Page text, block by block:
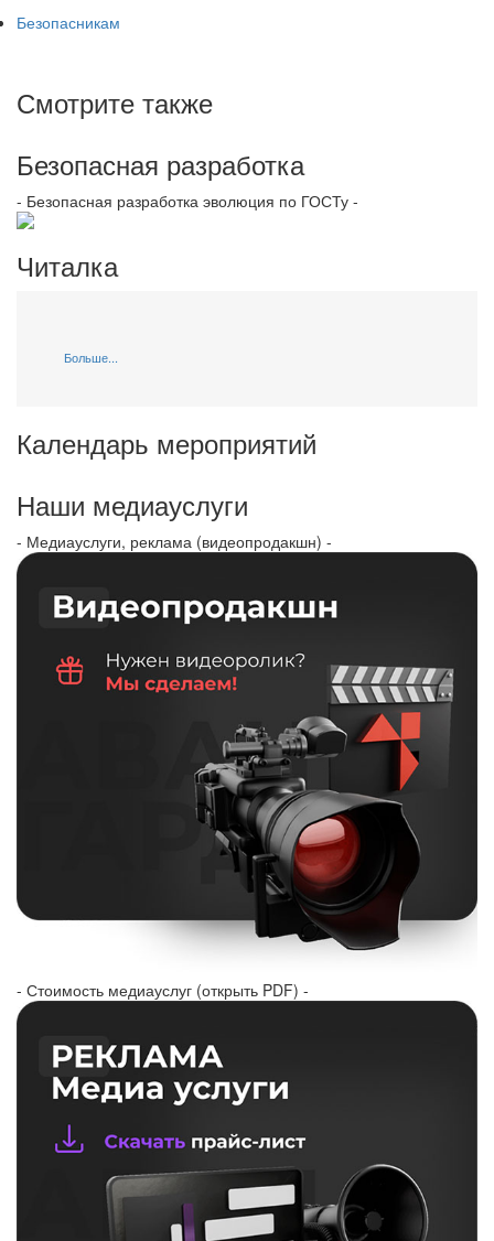
Безопасникам
Смотрите также
Безопасная разработка
- Безопасная разработка эволюция по ГОСТу -
Читалка
Больше...
Календарь мероприятий
Наши медиауслуги
- Медиауслуги, реклама (видеопродакшн) -
- Стоимость медиауслуг (открыть PDF) -